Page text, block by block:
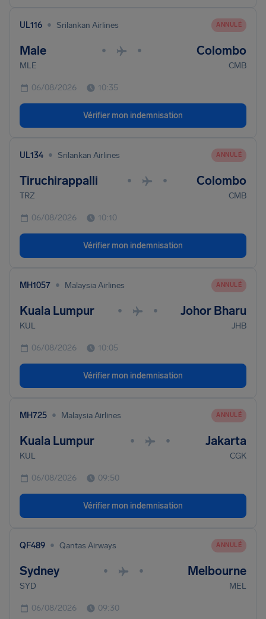
UL116 • Srilankan Airlines ANNULÉ
Male • • Colombo
MLE CMB
06/08/2026 10:35
Vérifier mon indemnisation
UL134 • Srilankan Airlines ANNULÉ
Tiruchirappalli • • Colombo
TRZ CMB
06/08/2026 10:10
Vérifier mon indemnisation
MH1057 • Malaysia Airlines ANNULÉ
Kuala Lumpur • • Johor Bharu
KUL JHB
06/08/2026 10:05
Vérifier mon indemnisation
MH725 • Malaysia Airlines ANNULÉ
Kuala Lumpur • • Jakarta
KUL CGK
06/08/2026 09:50
Vérifier mon indemnisation
QF489 • Qantas Airways ANNULÉ
Sydney • • Melbourne
SYD MEL
06/08/2026 09:30